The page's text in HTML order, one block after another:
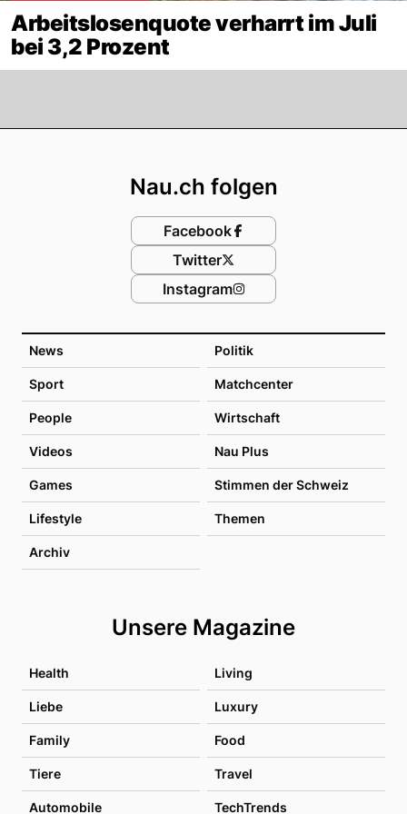
Arbeitslosenquote verharrt im Juli
bei 3,2 Prozent
News Politik
Sport Matchcenter
People Wirtschaft
Videos Nau Plus
Games Stimmen der Schweiz
Lifestyle Themen
Archiv
Unsere Magazine
Health Living
Liebe Luxury
Family Food
Tiere Travel
Automobile TechTrends
Nau.ch folgen
Facebook
Twitter
Instagram